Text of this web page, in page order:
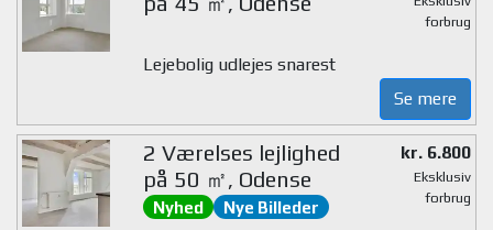
forbrug
Lejebolig udlejes snarest
Se mere
2 Værelses lejlighed
på 50 ㎡, Odense
Nyhed Nye Billeder
kr. 6.800
Eksklusiv
forbrug